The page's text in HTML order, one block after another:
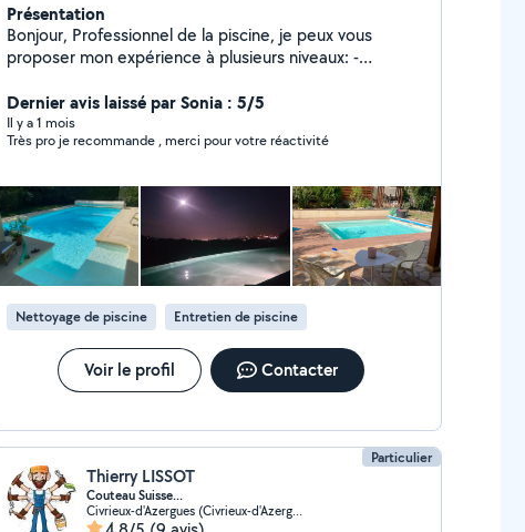
Présentation
Bonjour, Professionnel de la piscine, je peux vous
proposer mon expérience à plusieurs niveaux: -
hivernage, entretien annuel, suivi régulier => nettoyage,
stérilisation de l'eau, filtration etc..) - Diagnostic sur la
qualité de l'eau et du bon fonctionnement de votre
constructeurs - Démarches administratives
(déclaration de travaux) - Conseils paysagers et
maçonnerie paysagère. - Terrasses bois.
Dernier avis laissé par Sonia : 5/5
Il y a 1 mois
Très pro je recommande , merci pour votre réactivité
Nettoyage de piscine Entretien de piscine
Voir le profil Contacter
Particulier
Thierry LISSOT
Couteau Suisse...
Civrieux-d'Azergues (Civrieux-d'Azergues)